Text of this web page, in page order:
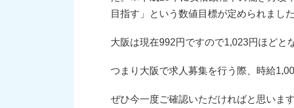
目指す」という数値目標が定められました
大阪は現在992円ですので1,023円ほどと
つまり大阪で求人募集を行う際、時給
ぜひ今一度ご確認いただければと思います